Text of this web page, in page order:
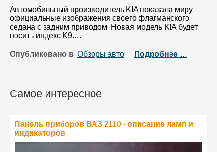
Автомобильный производитель KIA показала миру
официальные изображения своего флагманского
седана с задним приводом. Новая модель KIA будет
носить индекс K9.…
Опубликовано в Обзоры авто Подробнее …
Самое интересное
Панель приборов ВАЗ 2110 - описание ламп и
индикаторов